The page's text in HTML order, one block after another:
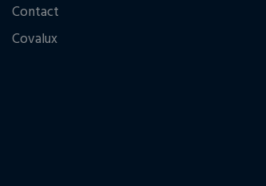
Contact
Covalux